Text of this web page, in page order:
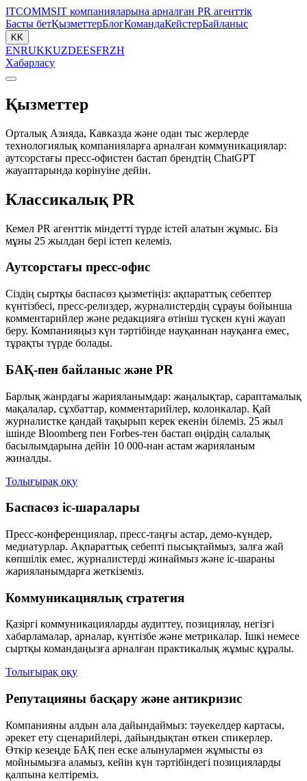
ITCOMMSIT компанияларына арналған PR агенттік
Басты бетҚызметтерБлогКомандаКейстерБайланыс
KK
ENRUKKUZDEESFRZH
Хабарласу
Қызметтер
Орталық Азияда, Кавказда және одан тыс жерлерде
технологиялық компанияларға арналған коммуникациялар:
аутсорстағы пресс-офистен бастап брендтің ChatGPT
жауаптарында көрінуіне дейін.
Классикалық PR
Кемел PR агенттік міндетті түрде істей алатын жұмыс. Біз
мұны 25 жылдан бері істеп келеміз.
Аутсорстағы пресс-офис
Сіздің сыртқы баспасөз қызметіңіз: ақпараттық себептер
күнтізбесі, пресс-релиздер, журналистердің сұрауы бойынша
комментарийлер және редакцияға өтініш түскен күні жауап
беру. Компанияңыз күн тәртібінде науқаннан науқанға емес,
тұрақты түрде болады.
БАҚ-пен байланыс және PR
Барлық жанрдағы жарияланымдар: жаңалықтар, сараптамалық
мақалалар, сұхбаттар, комментарийлер, колонкалар. Қай
журналистке қандай тақырып керек екенін білеміз. 25 жыл
ішінде Bloomberg пен Forbes-тен бастап өңірдің салалық
басылымдарына дейін 10 000-нан астам жарияланым
жиналды.
Толығырақ оқу
Баспасөз іс-шаралары
Пресс-конференциялар, пресс-таңғы астар, демо-күндер,
медиатурлар. Ақпараттық себепті пысықтаймыз, залға жай
көпшілік емес, журналистерді жинаймыз және іс-шараны
жарияланымдарға жеткіземіз.
Коммуникациялық стратегия
Қазіргі коммуникацияларды аудиттеу, позициялау, негізгі
хабарламалар, арналар, күнтізбе және метрикалар. Ішкі немесе
сыртқы командаңызға арналған практикалық жұмыс құралы.
Толығырақ оқу
Репутацияны басқару және антикризис
Компанияны алдын ала дайындаймыз: тәуекелдер картасы,
әрекет ету сценарийлері, дайындықтан өткен спикерлер.
Өткір кезеңде БАҚ пен еске алынулармен жұмысты өз
мойнымызға аламыз, кейін күн тәртібіндегі позицияларды
қалпына келтіреміз.